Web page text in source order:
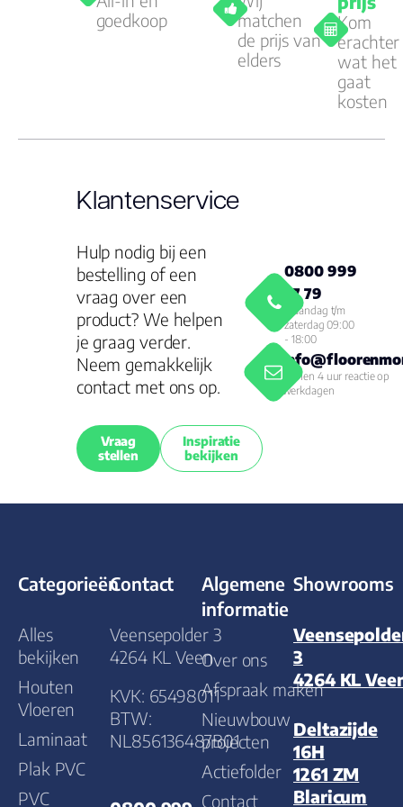
goedkoop
matchen
de prijs van
elders
Kom
erachter
wat het
gaat
kosten
Klantenservice
Hulp nodig bij een
bestelling of een
vraag over een
product? We helpen
je graag verder.
Neem gemakkelijk
contact met ons op.
Vraag
stellen
Inspiratie
bekijken
0800 999
77 79
Maandag t/m
zaterdag 09:00
- 18:00
Binnen 4 uur reactie op
werkdagen
Categorieën
Alles
bekijken
Houten
Vloeren
Laminaat
Plak PVC
PVC
Contact
Veensepolder 3
4264 KL Veen
KVK: 65498011
BTW:
NL856136487B01
Algemene
informatie
Over ons
Afspraak maken
Nieuwbouw
projecten
Actiefolder
Contact
Showrooms
3
4264 KL
Deltazijde
16H
1261 ZM
Blaricum